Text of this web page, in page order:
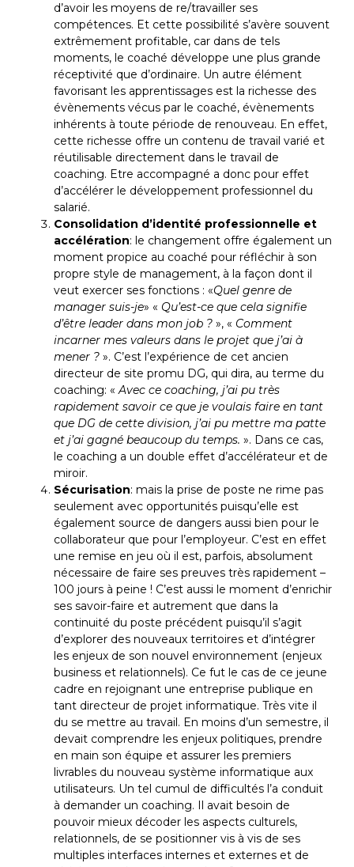
d’avoir les moyens de re/travailler ses
compétences. Et cette possibilité s’avère souvent
extrêmement profitable, car dans de tels
moments, le coaché développe une plus grande
réceptivité que d’ordinaire. Un autre élément
favorisant les apprentissages est la richesse des
évènements vécus par le coaché, évènements
inhérents à toute période de renouveau. En effet,
cette richesse offre un contenu de travail varié et
réutilisable directement dans le travail de
coaching. Etre accompagné a donc pour effet
d’accélérer le développement professionnel du
salarié.
Consolidation d’identité professionnelle et
accélération: le changement offre également un
moment propice au coaché pour réfléchir à son
propre style de management, à la façon dont il
veut exercer ses fonctions : «Quel genre de
manager suis-je» « Qu’est-ce que cela signifie
d’être leader dans mon job ?», « Comment
incarner mes valeurs dans le projet que j’ai à
mener ? ». C’est l’expérience de cet ancien
directeur de site promu DG, qui dira, au terme du
coaching: «Avec ce coaching, j’ai pu très
rapidement savoir ce que je voulais faire en tant
que DG de cette division, j’ai pu mettre ma patte
et j’ai gagné beaucoup du temps. ». Dans ce cas,
le coaching a un double effet d’accélérateur et de
miroir.
Sécurisation: mais la prise de poste ne rime pas
seulement avec opportunités puisqu’elle est
également source de dangers aussi bien pour le
collaborateur que pour l’employeur. C’est en effet
une remise en jeu où il est, parfois, absolument
nécessaire de faire ses preuves très rapidement –
100 jours à peine ! C’est aussi le moment d’enrichir
ses savoir-faire et autrement que dans la
continuité du poste précédent puisqu’il s’agit
d’explorer des nouveaux territoires et d’intégrer
les enjeux de son nouvel environnement (enjeux
business et relationnels). Ce fut le cas de ce jeune
cadre en rejoignant une entreprise publique en
tant directeur de projet informatique. Très vite il
du se mettre au travail. En moins d’un semestre, il
devait comprendre les enjeux politiques, prendre
en main son équipe et assurer les premiers
livrables du nouveau système informatique aux
utilisateurs. Un tel cumul de difficultés l’a conduit
à demander un coaching. Il avait besoin de
pouvoir mieux décoder les aspects culturels,
relationnels, de se positionner vis à vis de ses
multiples interfaces internes et externes et de